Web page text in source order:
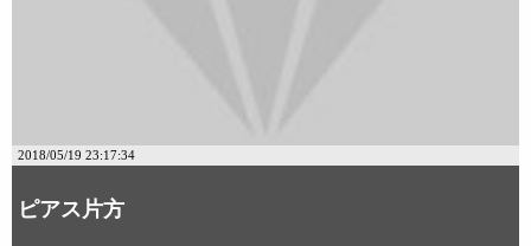
2018/05/19 23:17:34
ピアス片方